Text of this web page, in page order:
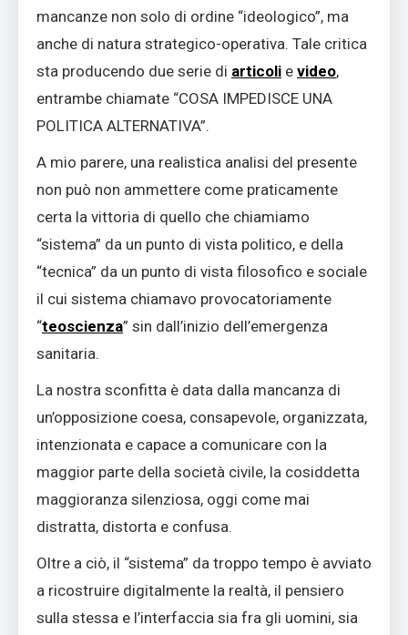
mancanze non solo di ordine “ideologico”, ma
anche di natura strategico-operativa. Tale critica
sta producendo due serie di articoli e video,
entrambe chiamate “COSA IMPEDISCE UNA
POLITICA ALTERNATIVA”.
A mio parere, una realistica analisi del presente
non può non ammettere come praticamente
certa la vittoria di quello che chiamiamo
“sistema” da un punto di vista politico, e della
“tecnica” da un punto di vista filosofico e sociale
il cui sistema chiamavo provocatoriamente
“teoscienza” sin dall’inizio dell’emergenza
sanitaria.
La nostra sconfitta è data dalla mancanza di
un’opposizione coesa, consapevole, organizzata,
intenzionata e capace a comunicare con la
maggior parte della società civile, la cosiddetta
maggioranza silenziosa, oggi come mai
distratta, distorta e confusa.
Oltre a ciò, il “sistema” da troppo tempo è avviato
a ricostruire digitalmente la realtà, il pensiero
sulla stessa e l’interfaccia sia fra gli uomini, sia